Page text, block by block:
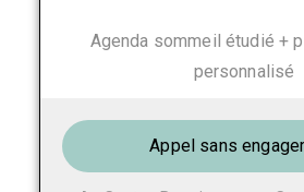
Agenda sommeil étudié +
personnalisé
Appel sans